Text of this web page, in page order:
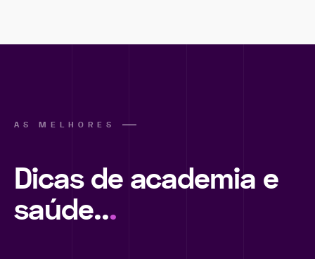
AS MELHORES
Dicas de academia e
saúde...